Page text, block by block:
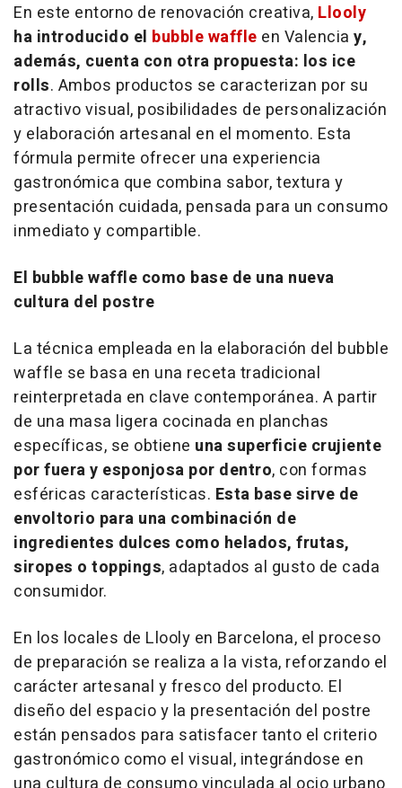
En este entorno de renovación creativa, Llooly
ha introducido el bubble waffle en Valencia y,
además, cuenta con otra propuesta: los ice
rolls. Ambos productos se caracterizan por su
atractivo visual, posibilidades de personalización
y elaboración artesanal en el momento. Esta
fórmula permite ofrecer una experiencia
gastronómica que combina sabor, textura y
presentación cuidada, pensada para un consumo
inmediato y compartible.
El bubble waffle como base de una nueva
cultura del postre
La técnica empleada en la elaboración del bubble
waffle se basa en una receta tradicional
reinterpretada en clave contemporánea. A partir
de una masa ligera cocinada en planchas
específicas, se obtiene una superficie crujiente
por fuera y esponjosa por dentro, con formas
esféricas características. Esta base sirve de
envoltorio para una combinación de
ingredientes dulces como helados, frutas,
siropes o toppings, adaptados al gusto de cada
consumidor.
En los locales de Llooly en Barcelona, el proceso
de preparación se realiza a la vista, reforzando el
carácter artesanal y fresco del producto. El
diseño del espacio y la presentación del postre
están pensados para satisfacer tanto el criterio
gastronómico como el visual, integrándose en